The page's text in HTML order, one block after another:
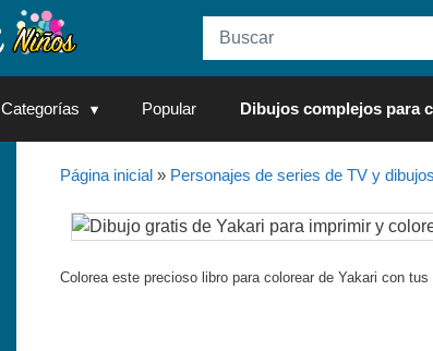
Categorías Popular Dibujos complejos para
Página inicial» Personajes de series de TV y
Colorea este precioso libro para colorear de Yakari con